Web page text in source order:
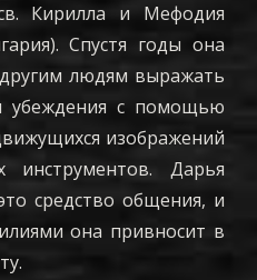
Кирилла и Мефодия
Спустя годы она
людям выражать
убеждения с помощью
изображений
инструментов. Дарья
средство общения, и
она привносит в